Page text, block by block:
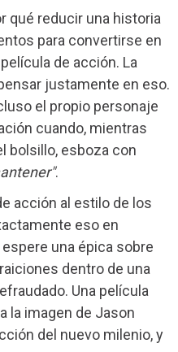
qué reducir una historia
para convertirse en
de acción. La
justamente en eso.
el propio personaje
cuando, mientras
bolsillo, esboza con
.
acción al estilo de los
eso en
espere una épica sobre
dentro de una
Una película
la imagen de Jason
del nuevo milenio, y